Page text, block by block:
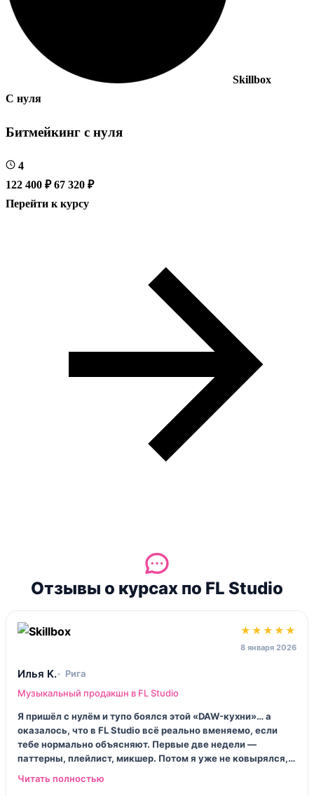
Skillbox
С нуля
Битмейкинг с нуля
4
122 400 ₽ 67 320 ₽
Перейти к курсу
Отзывы о курсах по FL Studio
★★★★★
8 января 2026
Илья K.
Рига
Музыкальный продакшн в FL Studio
Я пришёл с нулём и тупо боялся этой «DAW-кухни»… а
оказалось, что в FL Studio всё реально вменяемо, если
тебе нормально объясняют. Первые две недели —
паттерны, плейлист, микшер. Потом я уже не ковырялся, а